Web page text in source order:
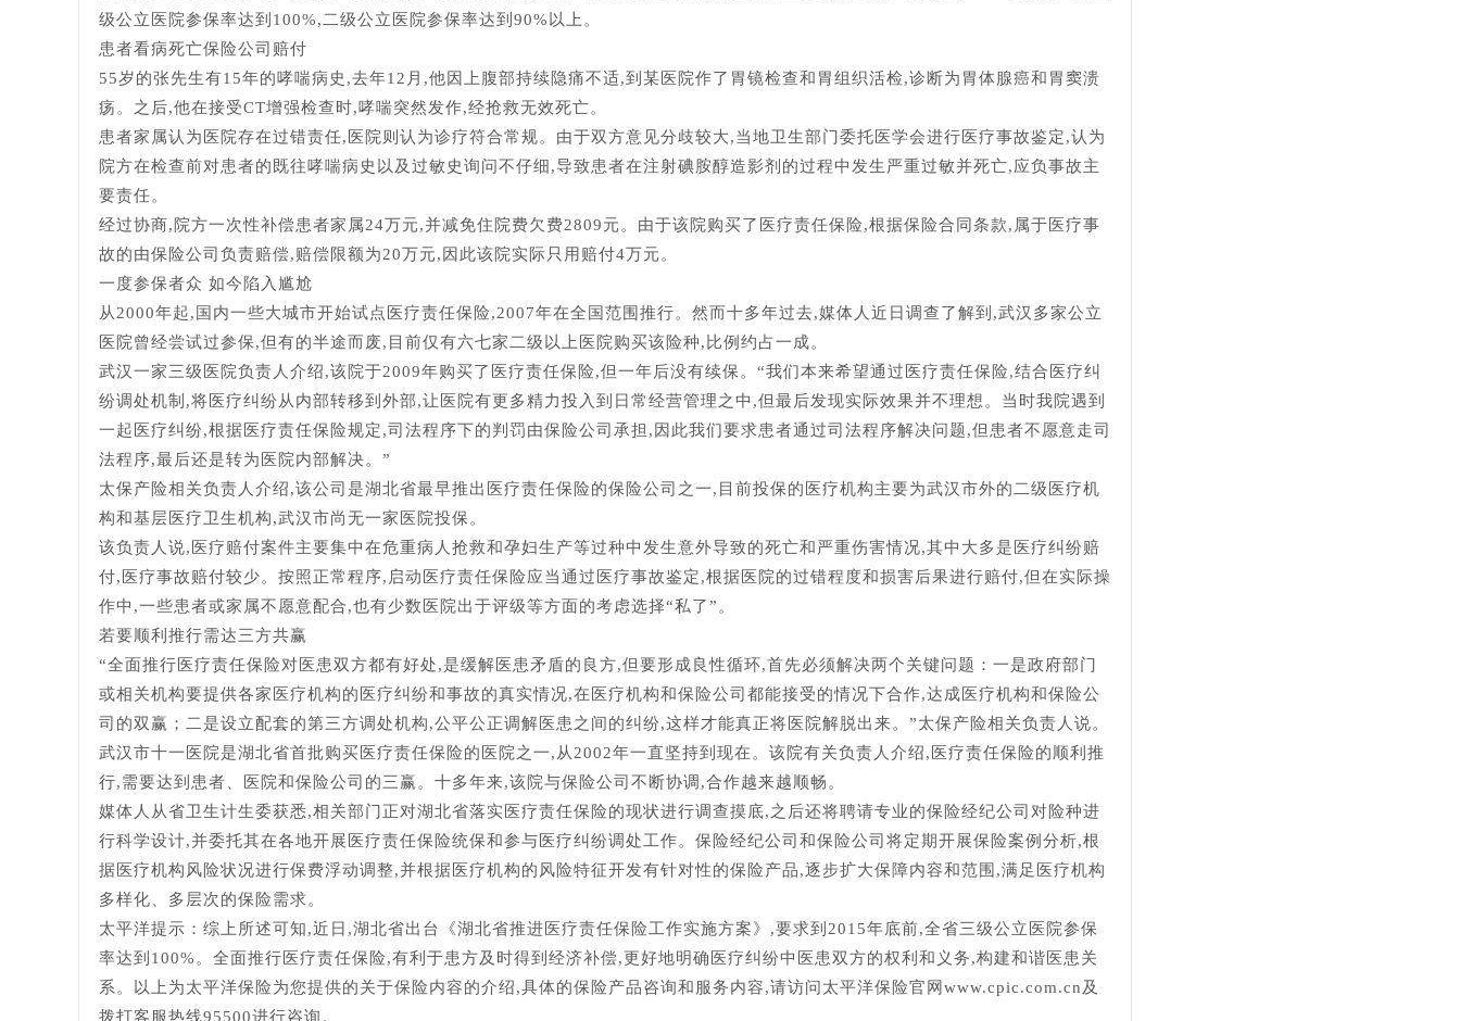
级公立医院参保率达到100%,二级公立医院参保率达到90%以上。
患者看病死亡保险公司赔付
55岁的张先生有15年的哮喘病史,去年12月,他因上腹部持续隐痛不适,到某医院作了胃镜检查和胃组织活检,诊断为胃体腺癌和胃窦溃
疡。之后,他在接受CT增强检查时,哮喘突然发作,经抢救无效死亡。
患者家属认为医院存在过错责任,医院则认为诊疗符合常规。由于双方意见分歧较大,当地卫生部门委托医学会进行医疗事故鉴定,认为
院方在检查前对患者的既往哮喘病史以及过敏史询问不仔细,导致患者在注射碘胺醇造影剂的过程中发生严重过敏并死亡,应负事故主
要责任。
经过协商,院方一次性补偿患者家属24万元,并减免住院费欠费2809元。由于该院购买了医疗责任保险,根据保险合同条款,属于医疗事
故的由保险公司负责赔偿,赔偿限额为20万元,因此该院实际只用赔付4万元。
一度参保者众 如今陷入尴尬
从2000年起,国内一些大城市开始试点医疗责任保险,2007年在全国范围推行。然而十多年过去,媒体人近日调查了解到,武汉多家公立
医院曾经尝试过参保,但有的半途而废,目前仅有六七家二级以上医院购买该险种,比例约占一成。
武汉一家三级医院负责人介绍,该院于2009年购买了医疗责任保险,但一年后没有续保。“我们本来希望通过医疗责任保险,结合医疗纠
纷调处机制,将医疗纠纷从内部转移到外部,让医院有更多精力投入到日常经营管理之中,但最后发现实际效果并不理想。当时我院遇到
一起医疗纠纷,根据医疗责任保险规定,司法程序下的判罚由保险公司承担,因此我们要求患者通过司法程序解决问题,但患者不愿意走司
法程序,最后还是转为医院内部解决。”
太保产险相关负责人介绍,该公司是湖北省最早推出医疗责任保险的保险公司之一,目前投保的医疗机构主要为武汉市外的二级医疗机
构和基层医疗卫生机构,武汉市尚无一家医院投保。
该负责人说,医疗赔付案件主要集中在危重病人抢救和孕妇生产等过种中发生意外导致的死亡和严重伤害情况,其中大多是医疗纠纷赔
付,医疗事故赔付较少。按照正常程序,启动医疗责任保险应当通过医疗事故鉴定,根据医院的过错程度和损害后果进行赔付,但在实际操
作中,一些患者或家属不愿意配合,也有少数医院出于评级等方面的考虑选择“私了”。
若要顺利推行需达三方共赢
“全面推行医疗责任保险对医患双方都有好处,是缓解医患矛盾的良方,但要形成良性循环,首先必须解决两个关键问题：一是政府部门
或相关机构要提供各家医疗机构的医疗纠纷和事故的真实情况,在医疗机构和保险公司都能接受的情况下合作,达成医疗机构和保险公
司的双赢；二是设立配套的第三方调处机构,公平公正调解医患之间的纠纷,这样才能真正将医院解脱出来。”太保产险相关负责人说。
武汉市十一医院是湖北省首批购买医疗责任保险的医院之一,从2002年一直坚持到现在。该院有关负责人介绍,医疗责任保险的顺利推
行,需要达到患者、医院和保险公司的三赢。十多年来,该院与保险公司不断协调,合作越来越顺畅。
媒体人从省卫生计生委获悉,相关部门正对湖北省落实医疗责任保险的现状进行调查摸底,之后还将聘请专业的保险经纪公司对险种进
行科学设计,并委托其在各地开展医疗责任保险统保和参与医疗纠纷调处工作。保险经纪公司和保险公司将定期开展保险案例分析,根
据医疗机构风险状况进行保费浮动调整,并根据医疗机构的风险特征开发有针对性的保险产品,逐步扩大保障内容和范围,满足医疗机构
多样化、多层次的保险需求。
太平洋提示：综上所述可知,近日,湖北省出台《湖北省推进医疗责任保险工作实施方案》,要求到2015年底前,全省三级公立医院参保
率达到100%。全面推行医疗责任保险,有利于患方及时得到经济补偿,更好地明确医疗纠纷中医患双方的权利和义务,构建和谐医患关
系。以上为太平洋保险为您提供的关于保险内容的介绍,具体的保险产品咨询和服务内容,请访问太平洋保险官网www.cpic.com.cn及
拨打客服热线95500进行咨询。